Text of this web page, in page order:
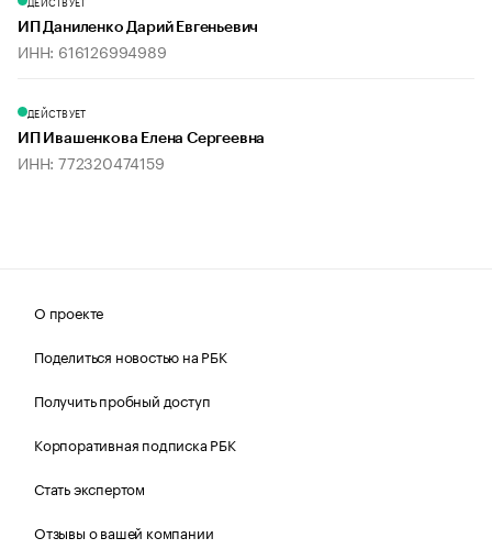
ИП Даниленко Дарий Евгеньевич
ИНН: 616126994989
ДЕЙСТВУЕТ
ИП Ивашенкова Елена Сергеевна
ИНН: 772320474159
О проекте
Поделиться новостью на РБК
Получить пробный доступ
Корпоративная подписка РБК
Стать экспертом
Отзывы о вашей компании